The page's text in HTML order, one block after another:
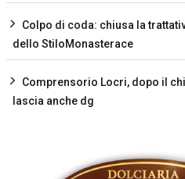
Colpo di coda: chiusa la
dello StiloMonasterace
Comprensorio Locri, dopo il
lascia anche dg